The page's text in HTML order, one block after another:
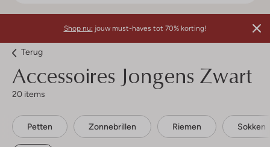
Shop nu: jouw must-haves tot 70% korting!
Terug
Accessoires Jongens Zwart
20 items
Petten Zonnebrillen Riemen Sokken